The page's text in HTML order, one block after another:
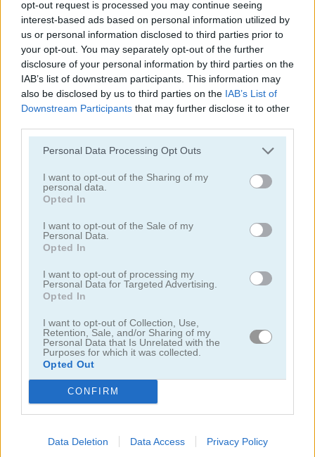
opt-out request is processed you may continue seeing
interest-based ads based on personal information utilized by
us or personal information disclosed to third parties prior to
your opt-out. You may separately opt-out of the further
disclosure of your personal information by third parties on the
IAB’s list of downstream participants. This information may
also be disclosed by us to third parties on the IAB’s List of
Downstream Participants that may further disclose it to other
Personal Data Processing Opt Outs
I want to opt-out of the Sharing of my
personal data.
Opted In
I want to opt-out of the Sale of my
Personal Data.
Opted In
I want to opt-out of processing my
Personal Data for Targeted Advertising.
Opted In
I want to opt-out of Collection, Use,
Retention, Sale, and/or Sharing of my
Personal Data that Is Unrelated with the
Purposes for which it was collected.
Opted Out
CONFIRM
Data Deletion Data Access Privacy Policy
juegos de conejitos
juegos de gatos
juegos de pollos
juegos de dinosaurios
juegos de perros
juegos de delfines
juegos de pesca
juegos de flappy bird
juegos de ranas
juegos de caballos
juegos de monos